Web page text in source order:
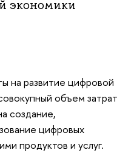
экономики
на развитие цифровой
объем затрат
создание,
цифровых
продуктов и услуг.